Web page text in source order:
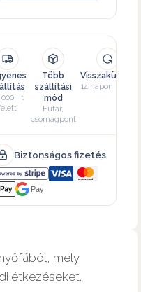
000 Ft
Több
szállítási
mód
Futár,
csomagpont
Visszaküldés
14 napon belül
Biztonságos fizetés
Pay
mely
étkezéseket.